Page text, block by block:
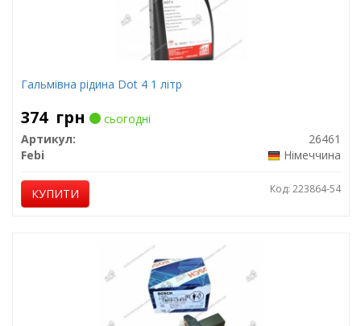
Гальмівна рідина Dot 4 1 літр
374 грн
сьогодні
Артикул:
26461
Febi
Німеччина
КУПИТИ Код: 223864-54